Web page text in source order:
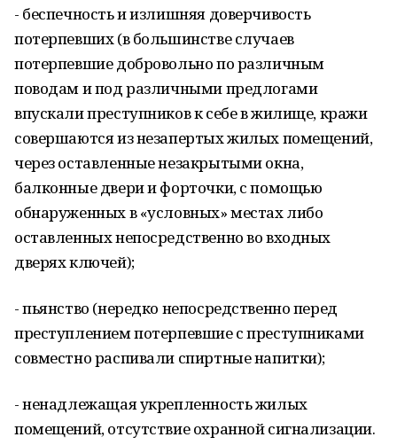
- беспечность и излишняя доверчивость
потерпевших (в большинстве случаев
потерпевшие добровольно по различным
поводам и под различными предлогами
впускали преступников к себе в жилище, кражи
совершаются из незапертых жилых помещений,
через оставленные незакрытыми окна,
балконные двери и форточки, с помощью
обнаруженных в «условных» местах либо
оставленных непосредственно во входных
дверях ключей);
- пьянство (нередко непосредственно перед
преступлением потерпевшие с преступниками
совместно распивали спиртные напитки);
- ненадлежащая укрепленность жилых
помещений, отсутствие охранной сигнализации.